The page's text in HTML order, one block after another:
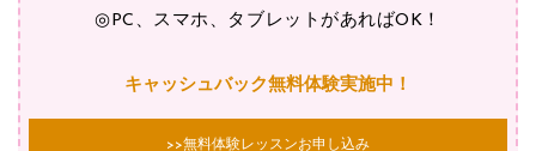
◎PC、スマホ、タブレットがあればOK！
キャッシュバック無料体験実施中！
>>無料体験レッスンお申し込み